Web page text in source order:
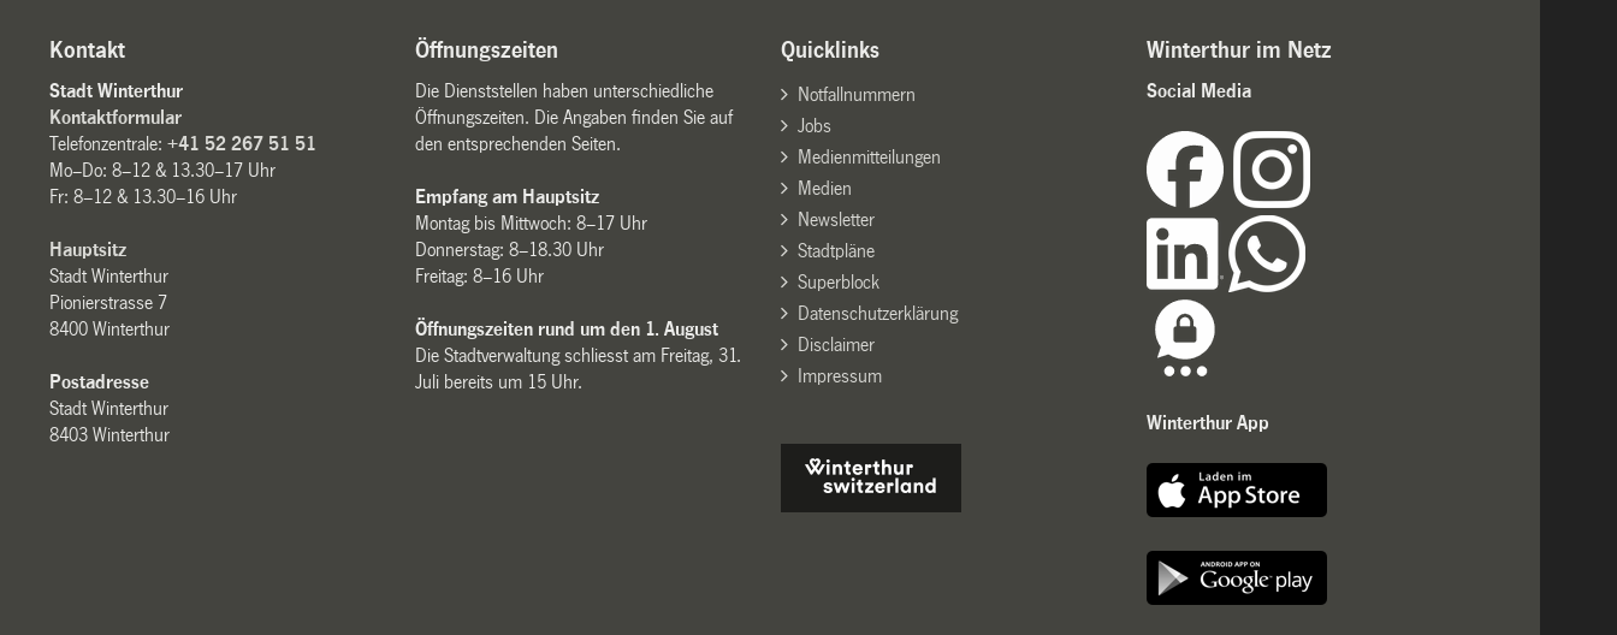
Kontakt
Stadt Winterthur
Kontaktformular
Telefonzentrale:+41 52 267 51 51
Mo–Do: 8–12 & 13.30–17 Uhr
Fr: 8–12 & 13.30–16 Uhr
Hauptsitz
Stadt Winterthur
Pionierstrasse 7
8400 Winterthur
Postadresse
Stadt Winterthur
8403 Winterthur
Öffnungszeiten
Die Dienststellen haben unterschiedliche
Öffnungszeiten. Die Angaben finden Sie auf
den entsprechenden Seiten.
Empfang am Hauptsitz
Montag bis Mittwoch: 8–17 Uhr
Donnerstag: 8–18.30 Uhr
Freitag: 8–16 Uhr
Öffnungszeiten rund um den 1. August
Die Stadtverwaltung schliesst am Freitag, 31.
Juli bereits um 15 Uhr.
Quicklinks
Notfallnummern
Jobs
Medienmitteilungen
Medien
Newsletter
Stadtpläne
Superblock
Datenschutzerklärung
Disclaimer
Impressum
Winterthur im Netz
Social Media
Winterthur App